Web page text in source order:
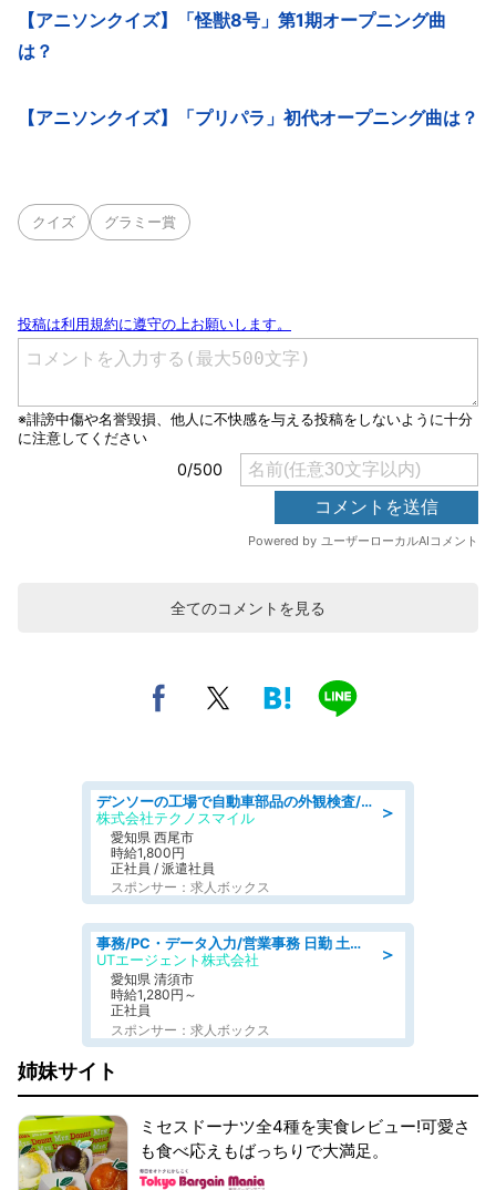
【アニソンクイズ】「怪獣8号」第1期オープニング曲
は？
【アニソンクイズ】「プリパラ」初代オープニング曲は？
クイズ グラミー賞
全てのコメントを見る
＞
デンソーの工場で自動車部品の外観検査/denso aichi
株式会社テクノスマイル
愛知県 西尾市
時給1,800円
正社員 / 派遣社員
スポンサー：求人ボックス
＞
事務/PC・データ入力/営業事務 日勤 土日休み 残業少なめ 車通勤OK 総合事務
UTエージェント株式会社
愛知県 清須市
時給1,280円～
正社員
スポンサー：求人ボックス
姉妹サイト
ミセスドーナツ全4種を実食レビュー!可愛さ
も食べ応えもばっちりで大満足。